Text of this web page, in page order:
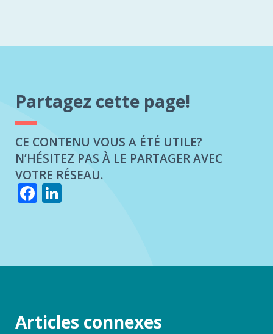
Partagez cette page!
CE CONTENU VOUS A ÉTÉ UTILE?
N’HÉSITEZ PAS À LE PARTAGER AVEC
VOTRE RÉSEAU.
Facebook
Articles connexes